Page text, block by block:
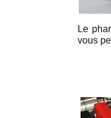
Le
vous